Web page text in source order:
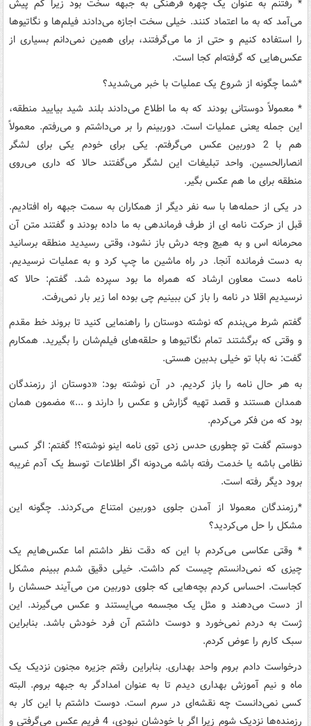
* رفتنم به عنوان یک چهره فرهنگی به جبهه سخت بود زیرا کم پیش
می‌آمد که به ما اعتماد کنند. خیلی سخت اجازه می‌دادند فیلم‌ها و نگاتیوها
را استفاده کنیم و حتی از ما می‌‌گرفتند، برای همین نمی‌دانم بسیاری از
عکس‌هایی که گرفته‌ام کجا است.
*شما چگونه از شروع یک عملیات با خبر می‌شدید؟
* معمولاً‌ دوستانی بودند که به ما اطلاع می‌دادند بلند شید بیایید منطقه،
این جمله یعنی عملیات است. دوربینم را بر می‌داشتم و می‌رفتم. معمولاً
هم با 2 دوربین عکس می‌گرفتم. یکی برای خودم یکی برای لشگر
انصارالحسین. واحد تبلیغات این لشگر می‌گفتند حالا که داری می‌روی
منطقه برای ما هم عکس بگیر.
در یکی از حمله‌ها با سه نفر دیگر از همکاران به سمت جبهه راه افتادیم.
قبل از حرکت نامه ای از طرف فرماندهی به ما داده بودند و گفتند متن آن
محرمانه اس و به هیچ وجه درش باز نشود، وقتی رسیدید منطقه برسانید
به دست فرمانده آنجا. در راه ماشین ما چپ کرد و به عملیات نرسیدیم.
نامه دست معاون ارشاد که همراه ما بود سپرده شد. گفتم: حالا که
نرسیدیم اقلا در نامه را باز کن ببینیم چی بوده اما زیر بار نمی‌رفت.
گفتم شرط می‌بندم که نوشته دوستان را راهنمایی کنید تا بروند خط مقدم
و وقتی که برگشتند تمام نگاتیو‌ها و حلقه‌های فیلم‌شان را بگیرید. همکارم
گفت: نه بابا تو خیلی بدبین هستی.
به هر حال نامه را باز کردیم. در آن نوشته بود: «دوستان از رزمندگان
همدان هستند و قصد تهیه گزارش و عکس را دارند و ...» مضمون همان
بود که من فکر می‌کردم.
دوستم گفت تو چطوری حدس زدی توی نامه اینو نوشته؟! گفتم: اگر کسی
نظامی باشه یا خدمت رفته باشه می‌دونه اگر اطلاعات توسط یک آدم غریبه
برود دیگر رفته است.
*رزمندگان معمولا از آمدن جلوی دوربین امتناع می‌کردند. چگونه این
مشکل را حل می‌کردید؟
* وقتی عکاسی می‌کردم با این که دقت نظر داشتم اما عکس‌هایم یک
چیزی که نمی‌دانستم چیست کم داشت. خیلی دقیق شدم ببینم مشکل
کجاست. احساس کردم بچه‌هایی که جلوی دوربین من می‌آیند حسشان را
از دست می‌دهند و مثل یک مجسمه می‌ایستند و عکس می‌گیرند. این
ژست به دردم نمی‌خورد و دوست داشتم آن فرد خودش باشد. بنابراین
سبک کارم را عوض کردم.
درخواست دادم بروم واحد بهداری. بنابراین رفتم جزیره مجنون نزدیک یک
ماه و نیم آموزش بهداری دیدم تا به عنوان امدادگر به جبهه بروم. البته
کسی نمی‌دانست چه نقشه‌ای در سرم است. دوست داشتم با این کار به
رزمنده‌ها نزدیک شوم زیرا اگر با خودشان نبودی، 4 فریم عکس می‌گرفتی و